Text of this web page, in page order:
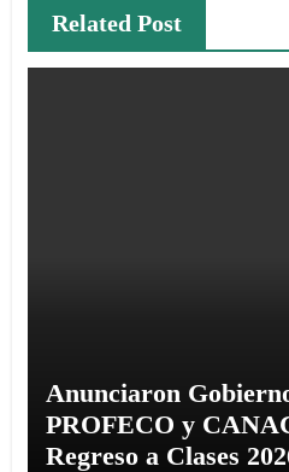
Related Post
Anunciaron
PROFECO y
Regreso a Clases